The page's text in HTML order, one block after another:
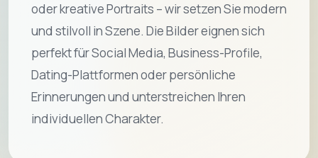
oder kreative Portraits – wir setzen Sie modern
und stilvoll in Szene. Die Bilder eignen sich
perfekt für Social Media, Business-Profile,
Dating-Plattformen oder persönliche
Erinnerungen und unterstreichen Ihren
individuellen Charakter.